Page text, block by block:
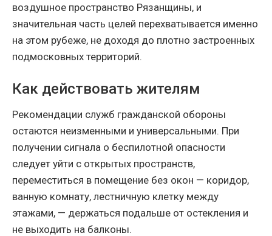
воздушное пространство Рязанщины, и
значительная часть целей перехватывается именно
на этом рубеже, не доходя до плотно застроенных
подмосковных территорий.
Как действовать жителям
Рекомендации служб гражданской обороны
остаются неизменными и универсальными. При
получении сигнала о беспилотной опасности
следует уйти с открытых пространств,
переместиться в помещение без окон — коридор,
ванную комнату, лестничную клетку между
этажами, — держаться подальше от остекления и
не выходить на балконы.